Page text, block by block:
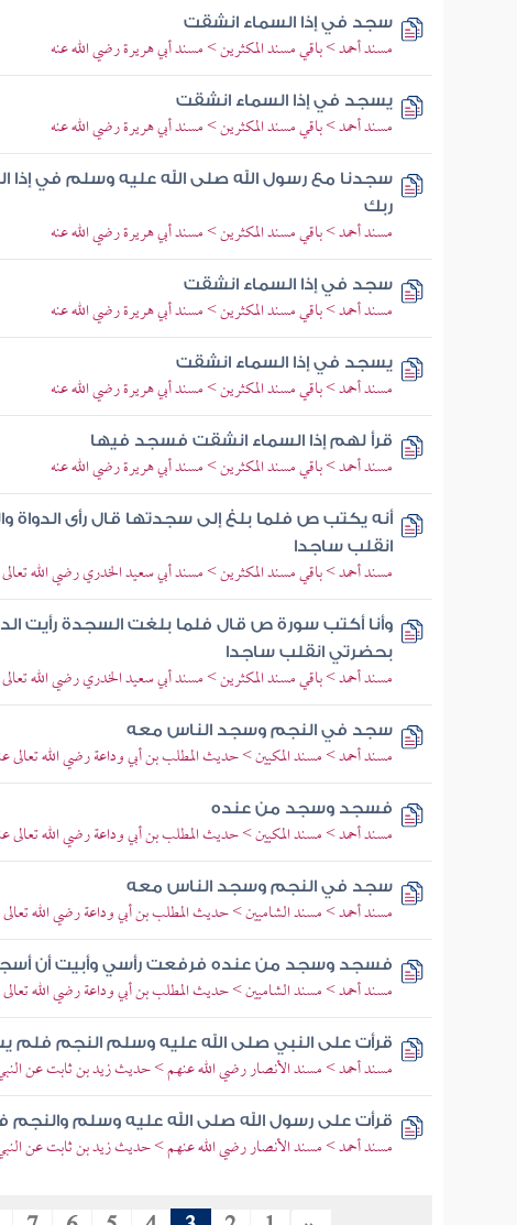
سجد في إذا السماء انشقت
مسند أحمد > باقي مسند المكثرين > مسند أبي هريرة رضي الله عنه
يسجد في إذا السماء انشقت
مسند أحمد > باقي مسند المكثرين > مسند أبي هريرة رضي الله عنه
سجدنا مع رسول الله صلى الله عليه وسلم في إذا
ربك
مسند أحمد > باقي مسند المكثرين > مسند أبي هريرة رضي الله عنه
سجد في إذا السماء انشقت
مسند أحمد > باقي مسند المكثرين > مسند أبي هريرة رضي الله عنه
يسجد في إذا السماء انشقت
مسند أحمد > باقي مسند المكثرين > مسند أبي هريرة رضي الله عنه
قرأ لهم إذا السماء انشقت فسجد فيها
مسند أحمد > باقي مسند المكثرين > مسند أبي هريرة رضي الله عنه
أنه يكتب ص فلما بلغ إلى سجدتها قال رأى
انقلب ساجدا
مسند أحمد > باقي مسند المكثرين > مسند أبي سعيد الخدري رضي الله
وأنا أكتب سورة ص قال فلما بلغت السجدة رأيت
بحضرتي انقلب ساجدا
مسند أحمد > باقي مسند المكثرين > مسند أبي سعيد الخدري رضي الله
سجد في النجم وسجد الناس معه
مسند أحمد > مسند المكيين > حديث المطلب بن أبي وداعة رضي الله تعالى
فسجد وسجد من عنده
مسند أحمد > مسند المكيين > حديث المطلب بن أبي وداعة رضي الله تعالى
سجد في النجم وسجد الناس معه
مسند أحمد > مسند الشاميين > حديث المطلب بن أبي وداعة رضي الله
فسجد وسجد من عنده فرفعت رأسي وأبيت أن
مسند أحمد > مسند الشاميين > حديث المطلب بن أبي وداعة رضي الله
قرأت على النبي صلى الله عليه وسلم النجم فلم
مسند أحمد > مسند الأنصار رضي الله عنهم > حديث زيد بن ثابت عن
قرأت على رسول الله صلى الله عليه وسلم
مسند أحمد > مسند الأنصار رضي الله عنهم > حديث زيد بن ثابت عن